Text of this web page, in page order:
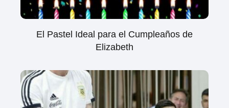
El Pastel Ideal para el Cumpleaños de
Elizabeth